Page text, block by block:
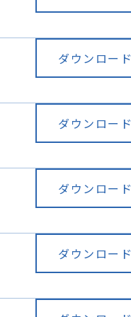
ダウンロード
ダウンロード
ダウンロード
ダウンロード